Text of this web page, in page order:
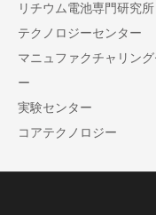
リチウム電池専門研究所
テクノロジーセンター
マニュファクチャリング
ー
実験センター
コアテクノロジー